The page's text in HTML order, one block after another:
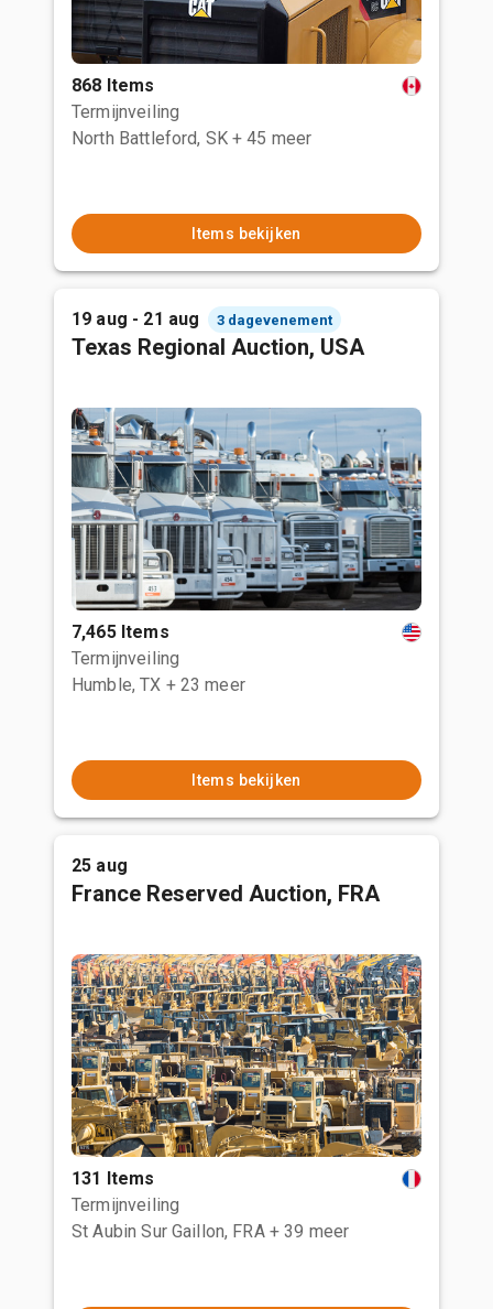
868 Items
Termijnveiling
North Battleford, SK + 45 meer
Items bekijken
19 aug - 21 aug 3 dagevenement
Texas Regional Auction, USA
7,465 Items
Termijnveiling
Humble, TX + 23 meer
Items bekijken
25 aug
France Reserved Auction, FRA
131 Items
Termijnveiling
St Aubin Sur Gaillon, FRA + 39 meer